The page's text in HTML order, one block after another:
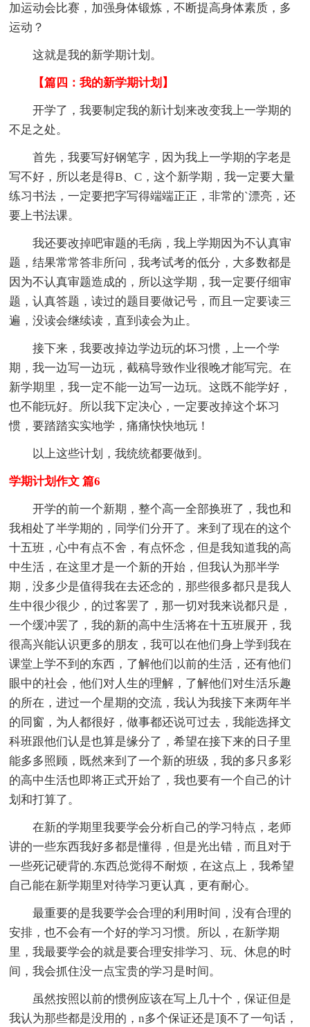
加运动会比赛，加强身体锻炼，不断提高身体素质，多
运动？
这就是我的新学期计划。
【篇四：我的新学期计划】
开学了，我要制定我的新计划来改变我上一学期的
不足之处。
首先，我要写好钢笔字，因为我上一学期的字老是
写不好，所以老是得B、C，这个新学期，我一定要大量
练习书法，一定要把字写得端端正正，非常的`漂亮，还
要上书法课。
我还要改掉吧审题的毛病，我上学期因为不认真审
题，结果常常答非所问，我考试考的低分，大多数都是
因为不认真审题造成的，所以这学期，我一定要仔细审
题，认真答题，读过的题目要做记号，而且一定要读三
遍，没读会继续读，直到读会为止。
接下来，我要改掉边学边玩的坏习惯，上一个学
期，我一边写一边玩，截稿导致作业很晚才能写完。在
新学期里，我一定不能一边写一边玩。这既不能学好，
也不能玩好。所以我下定决心，一定要改掉这个坏习
惯，要踏踏实实地学，痛痛快快地玩！
以上这些计划，我统统都要做到。
学期计划作文 篇6
开学的前一个新期，整个高一全部换班了，我也和
我相处了半学期的，同学们分开了。来到了现在的这个
十五班，心中有点不舍，有点怀念，但是我知道我的高
中生活，在这里才是一个新的开始，但我认为那半学
期，没多少是值得我在去还念的，那些很多都只是我人
生中很少很少，的过客罢了，那一切对我来说都只是，
一个缓冲罢了，我的新的高中生活将在十五班展开，我
很高兴能认识更多的朋友，我可以在他们身上学到我在
课堂上学不到的东西，了解他们以前的生活，还有他们
眼中的社会，他们对人生的理解，了解他们对生活乐趣
的所在，进过一个星期的交流，我认为我接下来两年半
的同窗，为人都很好，做事都还说可过去，我能选择文
科班跟他们认是也算是缘分了，希望在接下来的日子里
能多多照顾，既然来到了一个新的班级，我的多只多彩
的高中生活也即将正式开始了，我也要有一个自己的计
划和打算了。
在新的学期里我要学会分析自己的学习特点，老师
讲的一些东西我好多都是懂得，但是光出错，而且对于
一些死记硬背的.东西总觉得不耐烦，在这点上，我希望
自己能在新学期里对待学习更认真，更有耐心。
最重要的是我要学会合理的利用时间，没有合理的
安排，也不会有一个好的学习习惯。所以，在新学期
里，我最要学会的就是要合理安排学习、玩、休息的时
间，我会抓住没一点宝贵的学习是时间。
虽然按照以前的惯例应该在写上几十个，保证但是
我认为那些都是没用的，n多个保证还是顶不了一句话，